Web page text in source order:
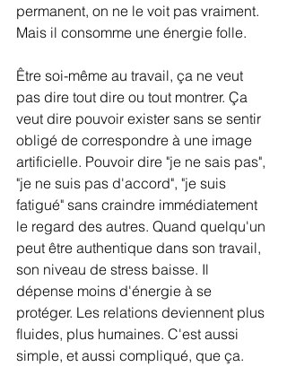
permanent, on ne le voit pas vraiment.
Mais il consomme une énergie folle.
Être soi-même au travail, ça ne veut
pas dire tout dire ou tout montrer. Ça
veut dire pouvoir exister sans se sentir
obligé de correspondre à une image
artificielle. Pouvoir dire "je ne sais pas",
"je ne suis pas d'accord", "je suis
fatigué" sans craindre immédiatement
le regard des autres. Quand quelqu'un
peut être authentique dans son travail,
son niveau de stress baisse. Il
dépense moins d'énergie à se
protéger. Les relations deviennent plus
fluides, plus humaines. C'est aussi
simple, et aussi compliqué, que ça.